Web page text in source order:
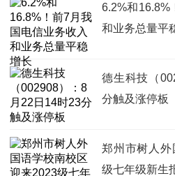
6.2%和16.8%
和业务总量平
德生科技（
分触及涨停板
郑州市树人
级七年级新生